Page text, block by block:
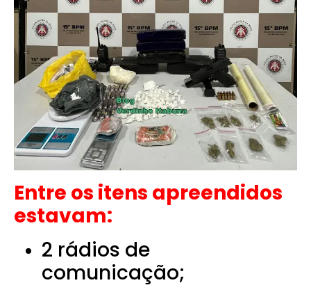
Entre os itens apreendidos
estavam:
2 rádios de
comunicação;